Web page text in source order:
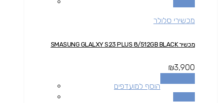
מכשירי סלולר
מכשיר SMASUNG GLALXY S23 PLUS 8/512GB BLACK
₪3,900
הוסף למועדפים